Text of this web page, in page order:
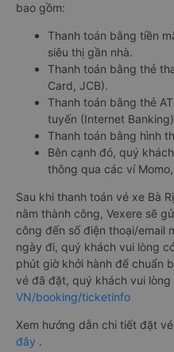
bao gồm:
Thanh toán bằng tiền
siêu thị gần nhà.
Thanh toán bằng thẻ
Card, JCB).
Thanh toán bằng thẻ
tuyến (Internet
Thanh toán bằng hình
Bên cạnh đó, quý
thông qua các ví
Sau khi thanh toán vé xe Bà
nằm thành công, Vexere sẽ
công đến số điện thoại/email
ngày đi, quý khách vui lòng
phút giờ khởi hành để chuẩn
vé đã đặt, quý khách vui
VN/booking/ticketinfo
Xem hướng dẫn chi tiết đặt
đây .